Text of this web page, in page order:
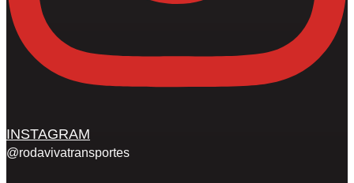
INSTAGRAM
@rodavivatransportes